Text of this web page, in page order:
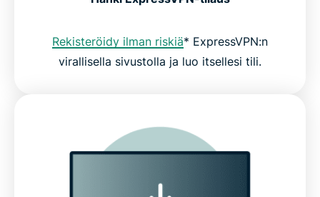
Rekisteröidy ilman riskiä* ExpressVPN:n
virallisella sivustolla ja luo itsellesi tili.